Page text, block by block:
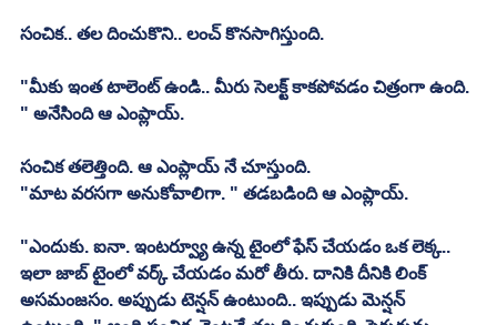
సంచిక.. తల దించుకొని.. లంచ్ కొనసాగిస్తుంది.
"మీకు ఇంత టాలెంట్ ఉండి.. మీరు సెలక్ట్ కాకపోవడం చిత్రంగా ఉంది.
" అనేసింది ఆ ఎంప్లాయ్.
సంచిక తలెత్తింది. ఆ ఎంప్లాయ్ నే చూస్తుంది.
"మాట వరసగా అనుకోవాలిగా. " తడబడింది ఆ ఎంప్లాయ్.
"ఎందుకు. ఐనా. ఇంటర్వ్యూ ఉన్న టైంలో ఫేస్ చేయడం ఒక లెక్క..
ఇలా జాబ్ టైంలో వర్క్ చేయడం మరో తీరు. దానికి దీనికి లింక్
అసమంజసం. అప్పుడు టెన్షన్ ఉంటుంది.. ఇప్పుడు మెన్షన్